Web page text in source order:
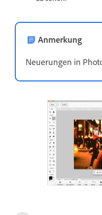
Anmerkung
Neuerungen in